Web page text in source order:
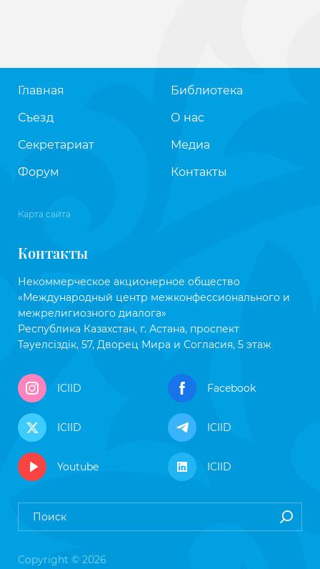
Главная
Съезд
Секретариат
Форум
Библиотека
О нас
Медиа
Контакты
Карта сайта
Контакты
Некоммерческое акционерное общество
«Международный центр межконфессионального и
межрелигиозного диалога»
Республика Казахстан, г. Астана, проспект
Тәуелсіздік, 57, Дворец Мира и Согласия, 5 этаж
ICIID Facebook
ICIID ICIID
Youtube ICIID
Copyright © 2026